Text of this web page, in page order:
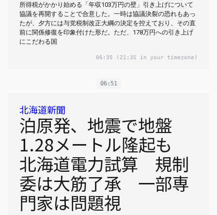
所得税がかかり始める「年収103万円の壁」引き上げについて
協議を再開することで合意した。一時は協議決裂の恐れもあっ
たが、夕方には与党税制改正大綱の決定を控えており、その直
前に関係修復を印象付けた形だ。ただ、178万円への引き上げ
にこだわる国
06:35 (21:35 in your timezone)
06:51
北海道新聞
泊原発、地震で地盤
1.28メートル隆起も
北海道電力試算 規制
委は大筋了承 一部専
門家は問題視